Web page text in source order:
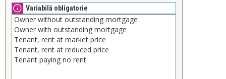
Variabilă obligatorie